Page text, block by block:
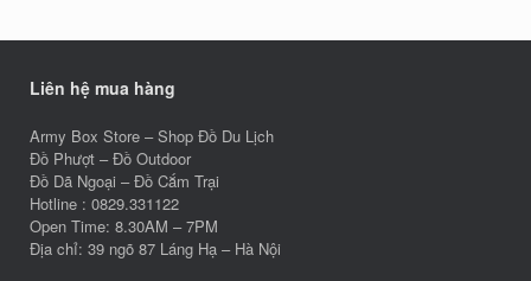
Liên hệ mua hàng
Army Box Store – Shop Đồ Du Lịch
Đồ Phượt – Đồ Outdoor
Đồ Dã Ngoại – Đồ Cắm Trại
Hotline : 0829.331122
Open Time: 8.30AM – 7PM
Địa chỉ: 39 ngõ 87 Láng Hạ – Hà Nội